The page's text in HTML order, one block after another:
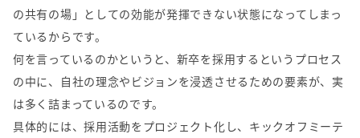
の共有の場」としての効能が発揮できない状態になってしまっ
ているからです。
何を言っているのかというと、新卒を採用するというプロセス
の中に、自社の理念やビジョンを浸透させるための要素が、実
は多く詰まっているのです。
具体的には、採用活動をプロジェクト化し、キックオフミーテ